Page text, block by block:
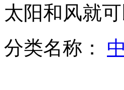
长治化工厂苯胺泄漏 为何5
山西运城恶犬咬伤多人 警民
太阳和风就
分类名称：